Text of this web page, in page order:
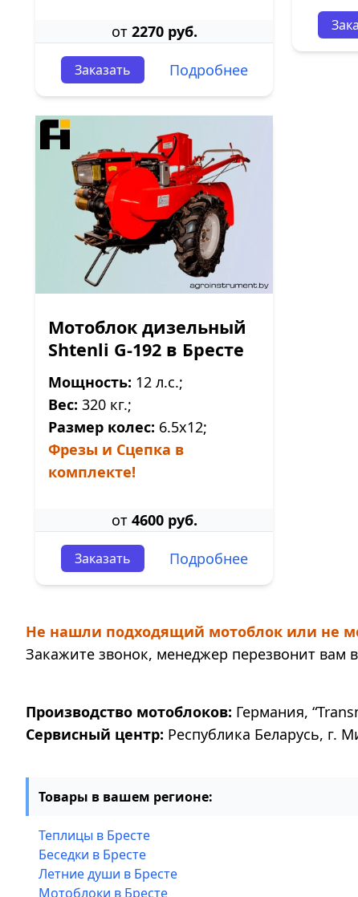
от 2270 руб.
Заказать Подробнее
Мотоблок дизельный
Shtenli G-192 в Бресте
Мощность: 12 л.с.;
Вес: 320 кг.;
Размер колес: 6.5х12;
Фрезы и Сцепка в
комплекте!
от 4600 руб.
Заказать Подробнее
Не нашли подходящий мотоблок или не
Закажите звонок, менеджер перезвонит вам
Производство мотоблоков: Германия,
Сервисный центр: Республика Беларусь, г.
Товары в вашем регионе:
Теплицы в Бресте
Беседки в Бресте
Летние души в Бресте
Мотоблоки в Бресте